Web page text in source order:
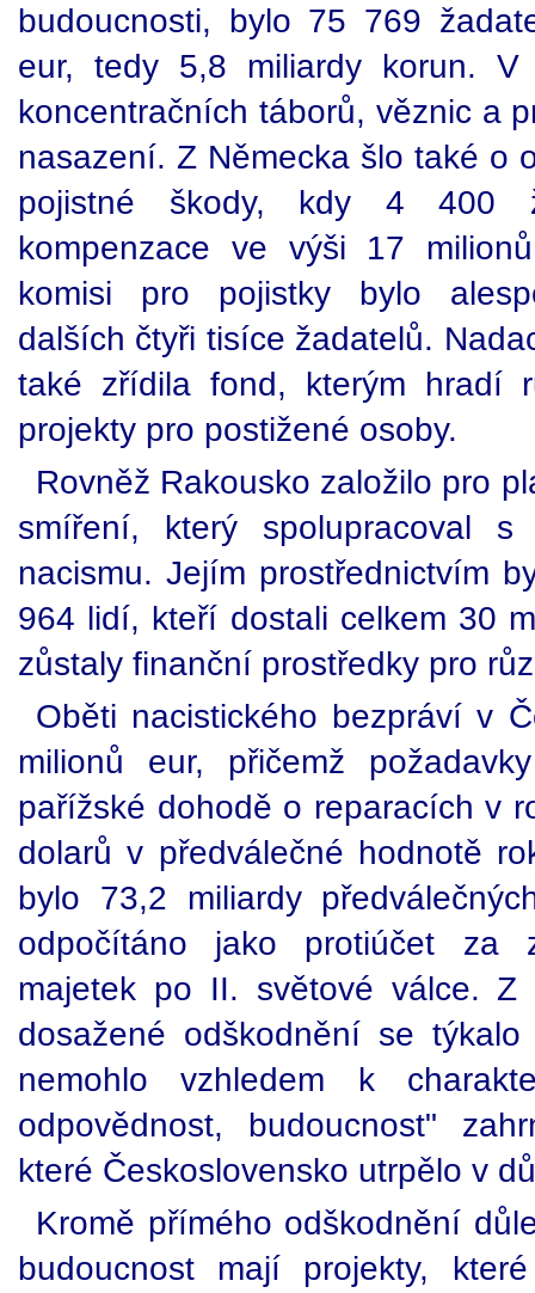
budoucnosti, bylo 75 769
eur, tedy 5,8 miliardy korun.
koncentračních táborů, věznic a
nasazení. Z Německa šlo také o
pojistné škody, kdy 4 400
kompenzace ve výši 17
komisi pro pojistky bylo
dalších čtyři tisíce žadatelů.
také zřídila fond, kterým hradí
projekty pro postižené osoby.
Rovněž Rakousko založilo pro
smíření, který spolupracoval
nacismu. Jejím prostřednictvím
964 lidí, kteří dostali celkem 30
zůstaly finanční prostředky pro
Oběti nacistického bezpráví v
milionů eur, přičemž
pařížské dohodě o reparacích v
dolarů v předválečné hodnotě
bylo 73,2 miliardy
odpočítáno jako protiúčet za
majetek po II. světové válce.
dosažené odškodnění se
nemohlo vzhledem k
odpovědnost, budoucnost"
které Československo utrpělo v
Kromě přímého odškodnění
budoucnost mají projekty,